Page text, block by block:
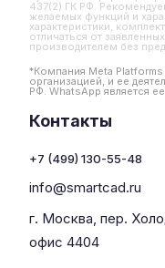
437(2) ГК РФ.
желаемых функций и
характеристики,
отличаться от
производителем без
*Компания Meta
организацией, и ее
РФ. WhatsApp является
Контакты
+7 (499) 130-55-48
info@smartcad.ru
г. Москва, пер.
офис 4404